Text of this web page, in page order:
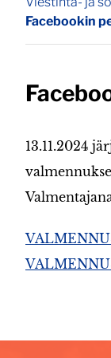
Facebookin
13.11.2024